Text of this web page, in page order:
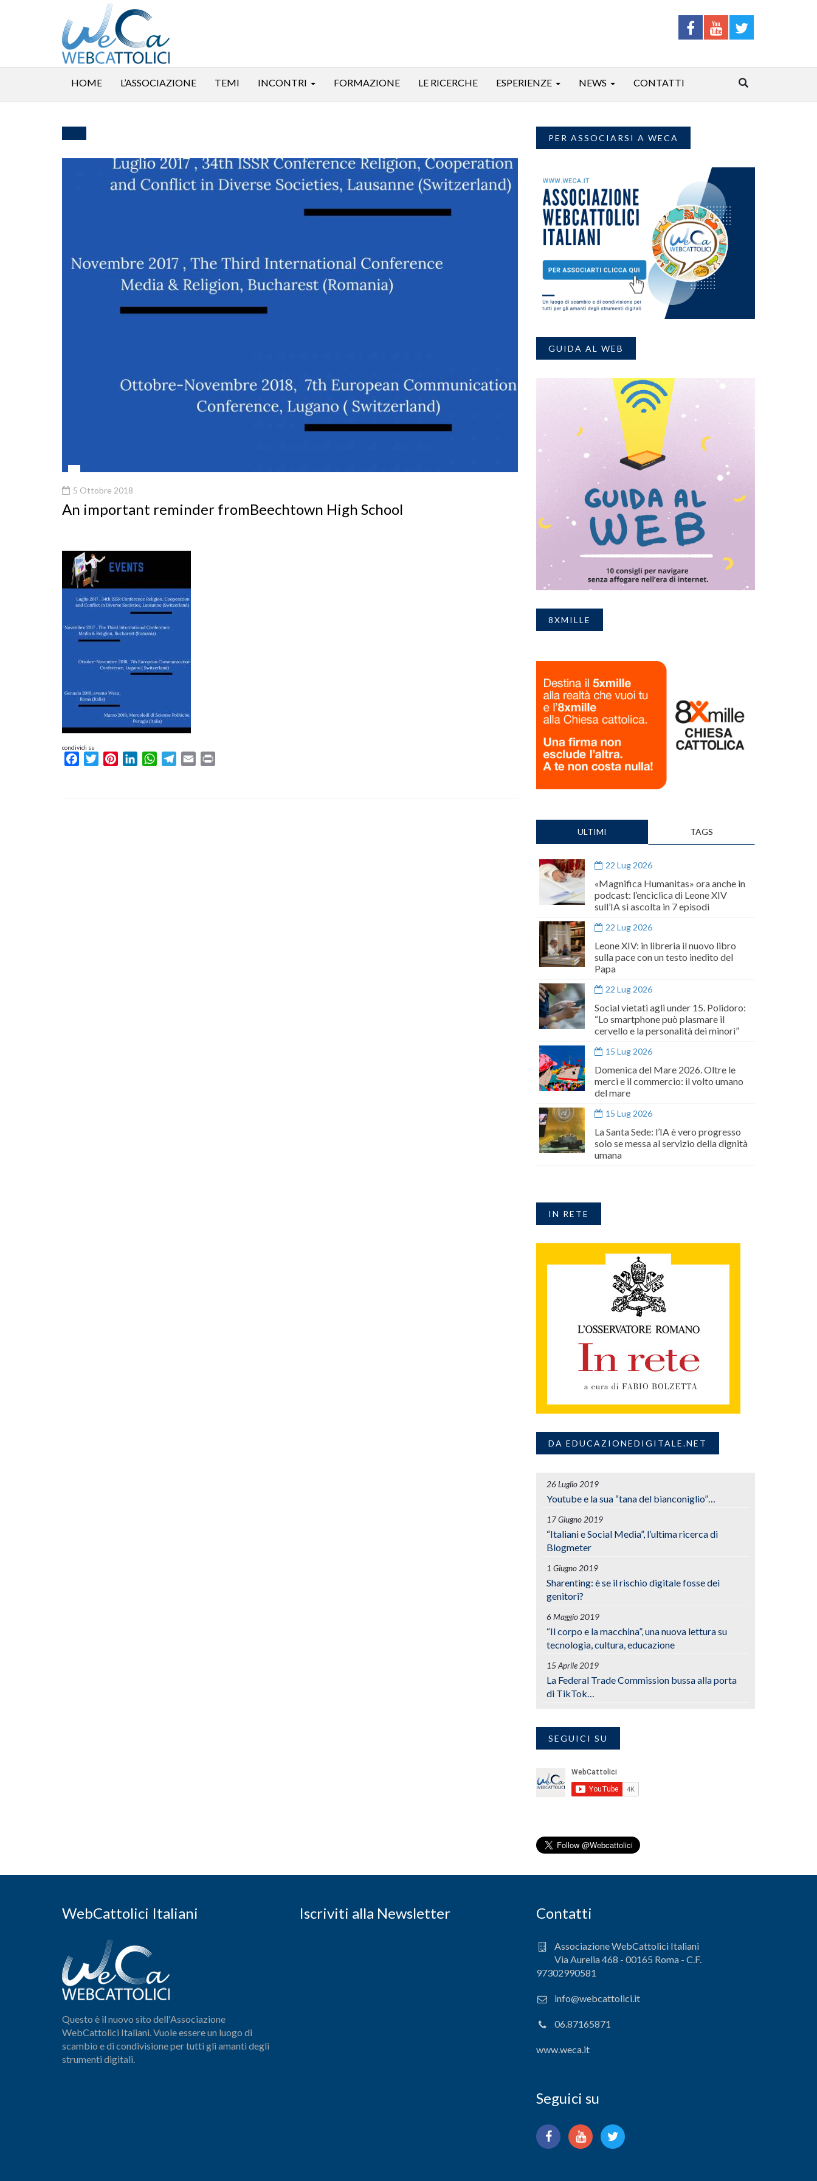
HOME L’ASSOCIAZIONE TEMI INCONTRI FORMAZIONE LE RICERCHE ESPERIENZE NEWS CONTATTI
5 Ottobre 2018
An important reminder fromBeechtown High School
condividi su
FacebookTwitterPinterestLinkedInWhatsAppTelegram
Email
PER ASSOCIARSI A WECA
GUIDA AL WEB
8XMILLE
ULTIMI TAGS
22 Lug 2026
«Magnifica Humanitas» ora anche in
podcast: l’enciclica di Leone XIV
sull’IA si ascolta in 7 episodi
22 Lug 2026
Leone XIV: in libreria il nuovo libro
sulla pace con un testo inedito del
Papa
22 Lug 2026
Social vietati agli under 15. Polidoro:
“Lo smartphone può plasmare il
cervello e la personalità dei minori”
15 Lug 2026
Domenica del Mare 2026. Oltre le
merci e il commercio: il volto umano
del mare
15 Lug 2026
La Santa Sede: l’IA è vero progresso
solo se messa al servizio della dignità
umana
IN RETE
DA EDUCAZIONEDIGITALE.NET
26 Luglio 2019
Youtube e la sua “tana del bianconiglio”…
17 Giugno 2019
“Italiani e Social Media”, l’ultima ricerca di
Blogmeter
1 Giugno 2019
Sharenting: è se il rischio digitale fosse dei
genitori?
6 Maggio 2019
“Il corpo e la macchina”, una nuova lettura su
tecnologia, cultura, educazione
15 Aprile 2019
La Federal Trade Commission bussa alla porta
di TikTok…
SEGUICI SU
WebCattolici Italiani
Questo è il nuovo sito dell'Associazione
WebCattolici Italiani. Vuole essere un luogo di
scambio e di condivisione per tutti gli amanti degli
strumenti digitali.
Iscriviti alla Newsletter Contatti
Associazione WebCattolici Italiani
Via Aurelia 468 - 00165 Roma - C.F.
97302990581
info@webcattolici.it
06.87165871
www.weca.it
Seguici su